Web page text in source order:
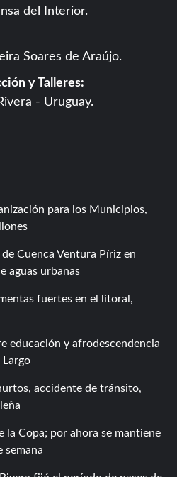
del Interior.
Soares de Araújo.
y Talleres:
- Uruguay.
para los Municipios,
Cuenca Ventura Píriz en
aguas urbanas
fuertes en el litoral,
educación y afrodescendencia
Largo
accidente de tránsito,
la Copa; por ahora se mantiene
semana